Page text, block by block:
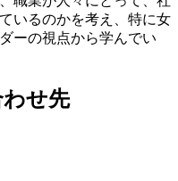
いるのかを考え、特に女
ーの視点から学んでい
せ先